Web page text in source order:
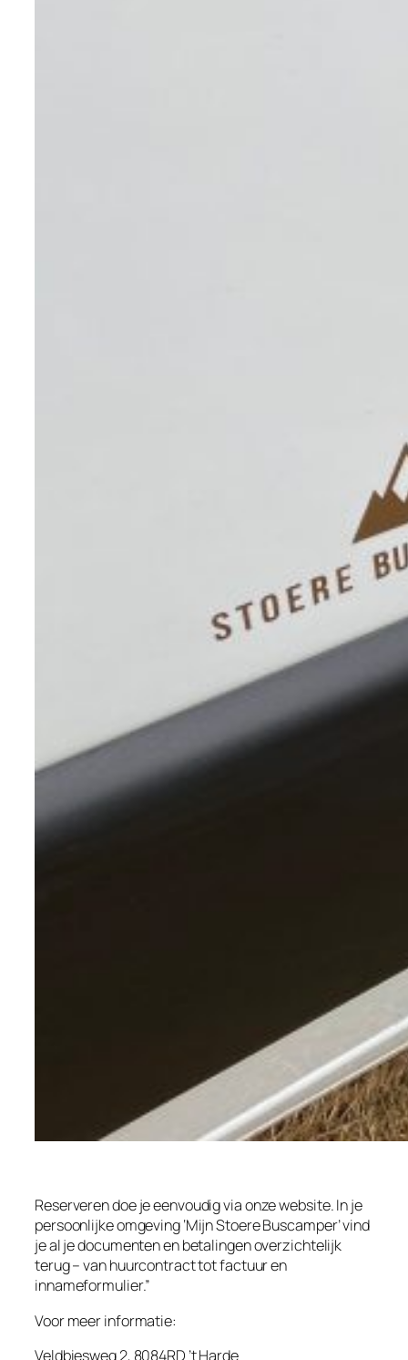
Reserveren doe je eenvoudig via onze website. In je
persoonlijke omgeving ‘Mijn Stoere Buscamper’ vind
je al je documenten en betalingen overzichtelijk
terug – van huurcontract tot factuur en
innameformulier.”
Voor meer informatie:
Veldbiesweg 2, 8084RD ’t Harde